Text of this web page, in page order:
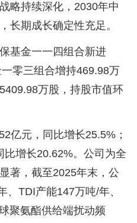
略持续深化，2030年中
长期成长确定性充足。
基金一一四组合新进
零三组合增持469.98万
万股，持股市值环
亿元，同比增长25.5%；
比增长20.62%。公司为全
著，截至2025年末，公
、TDI产能147万吨/年、
聚氨酯供给端扰动频